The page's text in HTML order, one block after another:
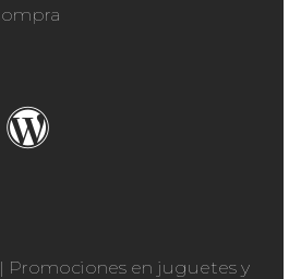
| Promociones en juguetes y